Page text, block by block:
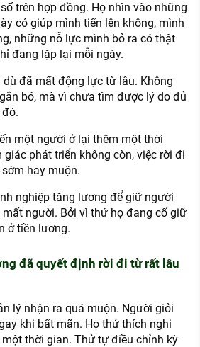
trên hợp đồng. Họ nhìn vào những
có giúp mình tiến lên không, mình
những nỗ lực mình bỏ ra có thật
đang lặp lại mỗi ngày.
dù đã mất động lực từ lâu. Không
bó, mà vì chưa tìm được lý do đủ
một người ở lại thêm một thời
phát triển không còn, việc rời đi
hay muộn.
nghiệp tăng lương để giữ người
người. Bởi vì thứ họ đang cố giữ
ở tiền lương.
đã quyết định rời đi từ rất lâu
lý nhận ra quá muộn. Người giỏi
khi bất mãn. Họ thử thích nghi
thời gian. Thử tự điều chỉnh kỳ